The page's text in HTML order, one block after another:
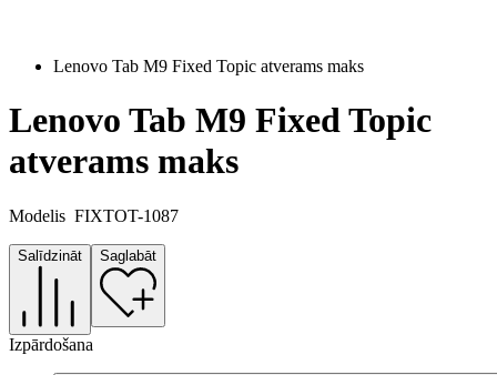
Lenovo Tab M9 Fixed Topic atverams maks
Lenovo Tab M9 Fixed Topic
atverams maks
Modelis FIXTOT-1087
Salīdzināt Saglabāt
Izpārdošana